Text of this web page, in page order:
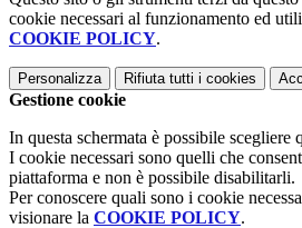
cookie necessari al funzionamento ed
COOKIE POLICY.
Personalizza Rifiuta tutti i cookies
Gestione cookie
In questa schermata è possibile scegliere
I cookie necessari sono quelli che
piattaforma e non è possibile disabilitarli.
Per conoscere quali sono i cookie
visionare la COOKIE POLICY.